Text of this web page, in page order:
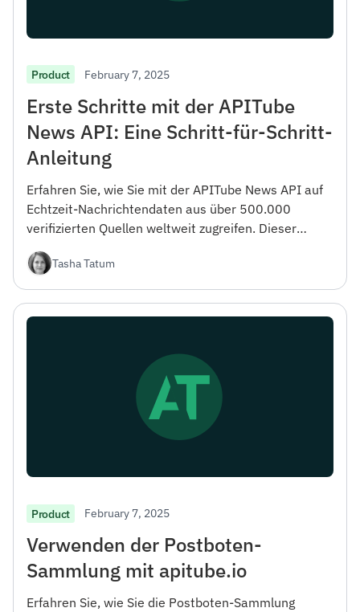
Product February 7, 2025
Erste Schritte mit der APITube
News API: Eine Schritt-für-Schritt-
Anleitung
Erfahren Sie, wie Sie mit der APITube News API auf
Echtzeit-Nachrichtendaten aus über 500.000
verifizierten Quellen weltweit zugreifen. Dieser
hin zu erweiterten Filteroptionen.
Tasha Tatum
Product February 7, 2025
Verwenden der Postboten-
Sammlung mit apitube.io
Erfahren Sie, wie Sie die Postboten-Sammlung